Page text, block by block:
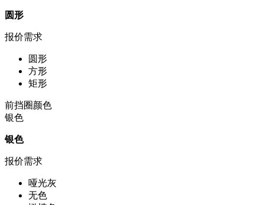
圆形
报价需求
圆形
方形
矩形
前挡圈颜色
银色
银色
报价需求
哑光灰
无色